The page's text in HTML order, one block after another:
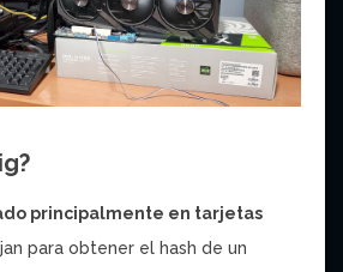
principalmente en tarjetas
para obtener el hash de un